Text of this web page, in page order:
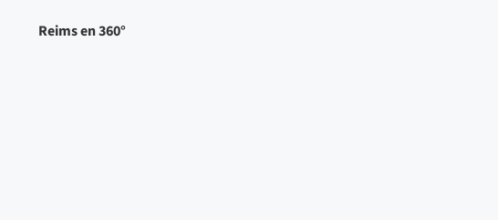
Reims en 360°